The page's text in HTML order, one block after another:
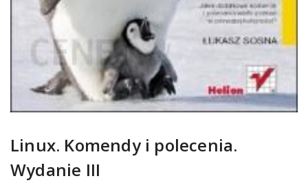
Linux. Komendy i polecenia.
Wydanie III